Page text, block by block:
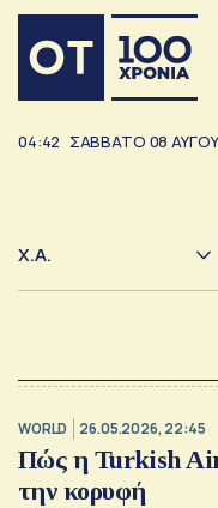
04:42 ΣΑΒΒΑΤΟ 08
Χ.Α.
WORLD 26.05.2026, 22:45
Πώς η Turkish
την κορυφή